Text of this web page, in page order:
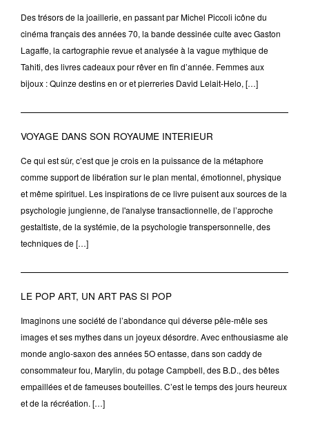
Des trésors de la joaillerie, en passant par Michel Piccoli icône du
cinéma français des années 70, la bande dessinée culte avec Gaston
Lagaffe, la cartographie revue et analysée à la vague mythique de
Tahiti, des livres cadeaux pour rêver en fin d’année. Femmes aux
bijoux : Quinze destins en or et pierreries David Lelait-Helo, […]
VOYAGE DANS SON ROYAUME INTERIEUR
Ce qui est sûr, c’est que je crois en la puissance de la métaphore
comme support de libération sur le plan mental, émotionnel, physique
et même spirituel. Les inspirations de ce livre puisent aux sources de la
psychologie jungienne, de l'analyse transactionnelle, de l’approche
gestaltiste, de la systémie, de la psychologie transpersonnelle, des
techniques de […]
LE POP ART, UN ART PAS SI POP
Imaginons une société de l’abondance qui déverse pêle-mêle ses
images et ses mythes dans un joyeux désordre. Avec enthousiasme ale
monde anglo-saxon des années 5O entasse, dans son caddy de
consommateur fou, Marylin, du potage Campbell, des B.D., des bêtes
empaillées et de fameuses bouteilles. C’est le temps des jours heureux
et de la récréation. […]